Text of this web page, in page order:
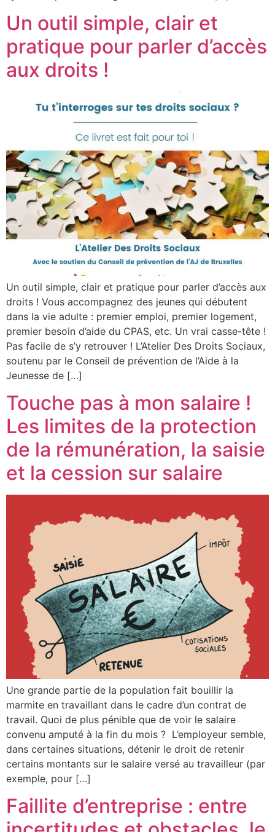
Un outil simple, clair et
pratique pour parler d’accès
aux droits !
Un outil simple, clair et pratique pour parler d’accès aux
droits ! Vous accompagnez des jeunes qui débutent
dans la vie adulte : premier emploi, premier logement,
premier besoin d’aide du CPAS, etc. Un vrai casse-tête !
Pas facile de s’y retrouver ! L’Atelier Des Droits Sociaux,
soutenu par le Conseil de prévention de l’Aide à la
Jeunesse de […]
Touche pas à mon salaire !
Les limites de la protection
de la rémunération, la saisie
et la cession sur salaire
Une grande partie de la population fait bouillir la
marmite en travaillant dans le cadre d’un contrat de
travail. Quoi de plus pénible que de voir le salaire
convenu amputé à la fin du mois ? L’employeur semble,
dans certaines situations, détenir le droit de retenir
certains montants sur le salaire versé au travailleur (par
exemple, pour […]
Faillite d’entreprise : entre